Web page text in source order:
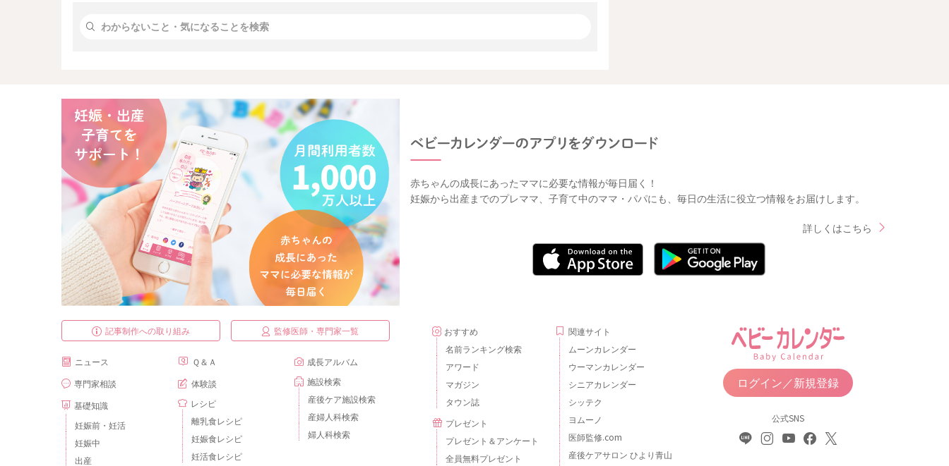
赤ちゃんの成長にあったママに必要な情報が毎日届く！
妊娠から出産までのプレママ、子育て中のママ・パパにも、毎日の生活に役立つ情報をお届けします。
詳しくはこちら
記事制作への取り組み 監修医師・専門家一覧
ニュース
専門家相談
基礎知識
妊娠前・妊活
妊娠中
出産
Ｑ＆Ａ
体験談
レシピ
離乳食レシピ
妊娠食レシピ
妊活食レシピ
成長アルバム
施設検索
産後ケア施設検索
産婦人科検索
婦人科検索
おすすめ
名前ランキング検索
アワード
マガジン
タウン誌
プレゼント
プレゼント＆アンケート
全員無料プレゼント
関連サイト
ムーンカレンダー
ウーマンカレンダー
シニアカレンダー
シッテク
ヨムーノ
医師監修.com
産後ケアサロン ひより青山
ログイン／新規登録
公式SNS